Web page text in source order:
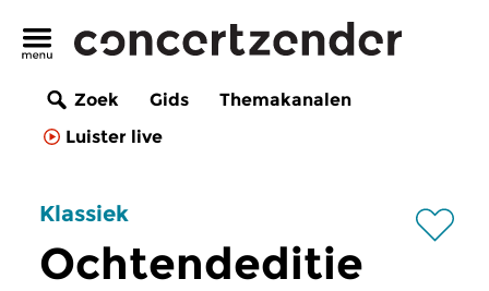
Zoek Gids
Themakanalen
Luister live
Klassiek
Ochtendeditie